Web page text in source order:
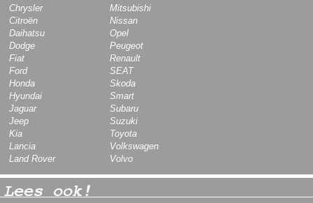
Chrysler
Citroën
Daihatsu
Dodge
Fiat
Ford
Honda
Hyundai
Jaguar
Jeep
Kia
Lancia
Land Rover
Mitsubishi
Nissan
Opel
Peugeot
Renault
SEAT
Skoda
Smart
Subaru
Suzuki
Toyota
Volkswagen
Volvo
Lees ook!